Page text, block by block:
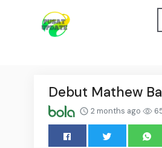
Debut Mathew
2 months ago